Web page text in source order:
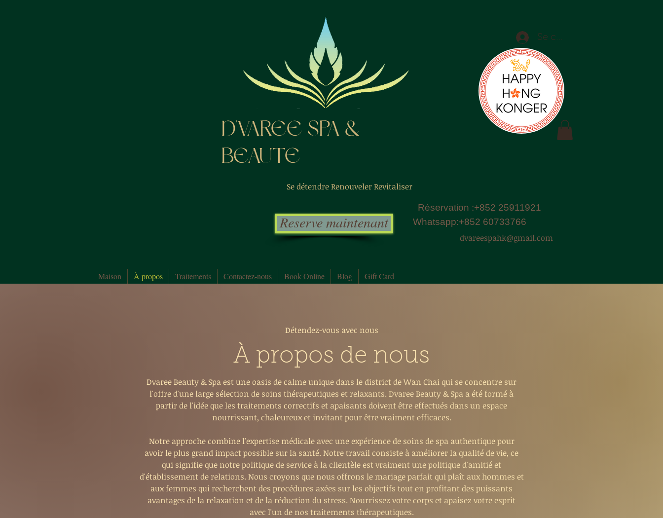
D'VAREE SPA &
BEAUTE
Se connecter
Se détendre Renouveler Revitaliser
Reserve maintenant
dvareespahk@gmail.com
Réservation :+852 25911921
Whatsapp:+852 60733766
Maison À propos Traitements Contactez-nous Book Online Blog Gift Card
Détendez-vous avec nous
À propos de nous
Dvaree Beauty & Spa est une oasis de calme unique dans le district de Wan Chai qui se concentre sur
l'offre d'une large sélection de soins thérapeutiques et relaxants. Dvaree Beauty & Spa a été formé à
partir de l'idée que les traitements correctifs et apaisants doivent être effectués dans un espace
nourrissant, chaleureux et invitant pour être vraiment efficaces.
Notre approche combine l'expertise médicale avec une expérience de soins de spa authentique pour
avoir le plus grand impact possible sur la santé. Notre travail consiste à améliorer la qualité de vie, ce
qui signifie que notre politique de service à la clientèle est vraiment une politique d'amitié et
d'établissement de relations. Nous croyons que nous offrons le mariage parfait qui plaît aux hommes et
aux femmes qui recherchent des procédures axées sur les objectifs tout en profitant des puissants
avantages de la relaxation et de la réduction du stress. Nourrissez votre corps et apaisez votre esprit
avec l'un de nos traitements thérapeutiques.